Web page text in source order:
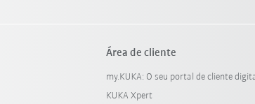
Área de cliente
my.KUKA: O seu portal de cliente
KUKA Xpert